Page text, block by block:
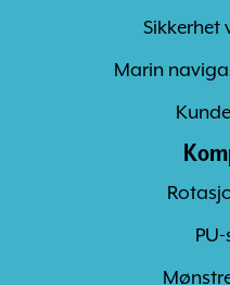
Sikkerhet
Marin